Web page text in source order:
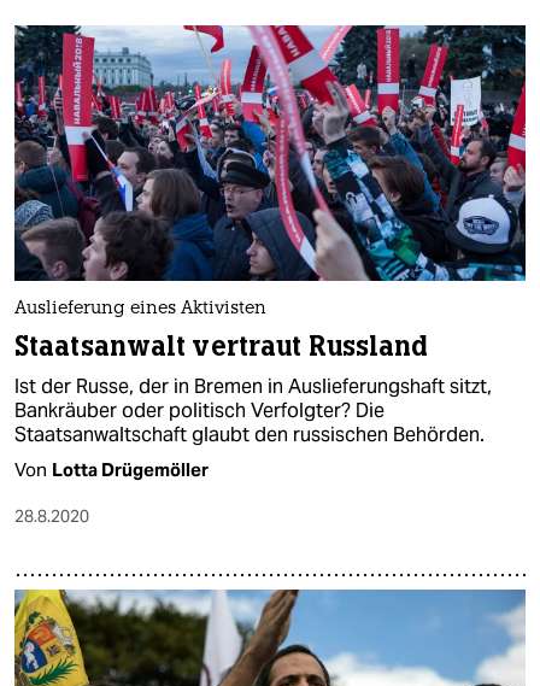
Auslieferung eines Aktivisten
Staatsanwalt vertraut Russland
Ist der Russe, der in Bremen in Auslieferungshaft sitzt,
Bankräuber oder politisch Verfolgter? Die
Staatsanwaltschaft glaubt den russischen Behörden.
Von Lotta Drügemöller
28.8.2020